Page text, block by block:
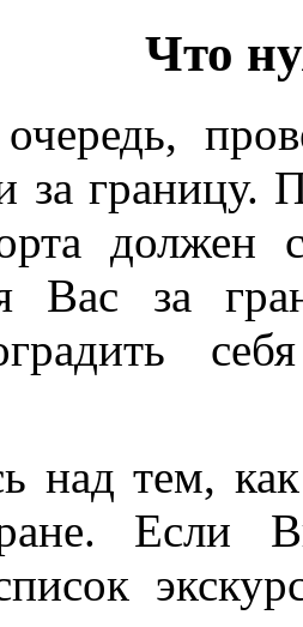
Что
за границу.
должен
Вас за
над тем,
Если
список